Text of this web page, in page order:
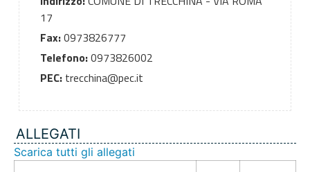
17
Fax:0973826777
Telefono:0973826002
PEC:trecchina@pec.it
ALLEGATI
Scarica tutti gli allegati